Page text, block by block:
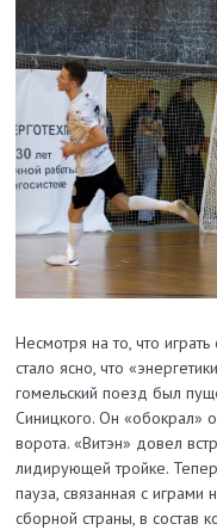
Несмотря на то, что
стало ясно, что
гомельский поезд был
Синицкого. Он «обокрал»
ворота. «Витэн» довел
лидирующей тройке.
пауза, связанная с играми
сборной страны, в состав